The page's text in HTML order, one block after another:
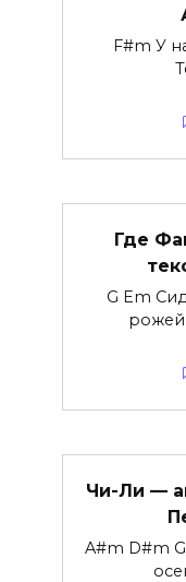
F#m У
Где
G Em
рожей
Чи-Ли —
A#m D#m